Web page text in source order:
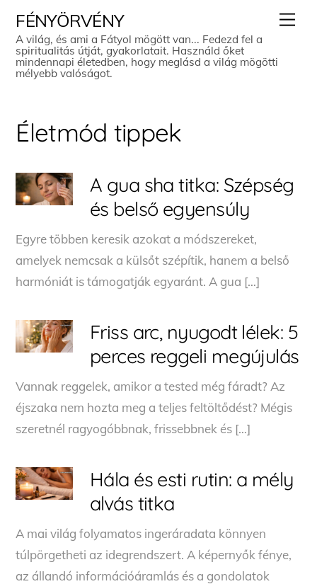
content
FÉNYÖRVÉNY
A világ, és ami a Fátyol mögött van... Fedezd fel a
spiritualitás útját, gyakorlatait. Használd őket
mindennapi életedben, hogy meglásd a világ mögötti
mélyebb valóságot.
Életmód tippek
A gua sha titka: Szépség
és belső egyensúly
Egyre többen keresik azokat a módszereket,
amelyek nemcsak a külsőt szépítik, hanem a belső
harmóniát is támogatják egyaránt. A gua […]
Friss arc, nyugodt lélek: 5
perces reggeli megújulás
Vannak reggelek, amikor a tested még fáradt? Az
éjszaka nem hozta meg a teljes feltöltődést? Mégis
szeretnél ragyogóbbnak, frissebbnek és […]
Hála és esti rutin: a mély
alvás titka
A mai világ folyamatos ingeráradata könnyen
túlpörgetheti az idegrendszert. A képernyők fénye,
az állandó információáramlás és a gondolatok